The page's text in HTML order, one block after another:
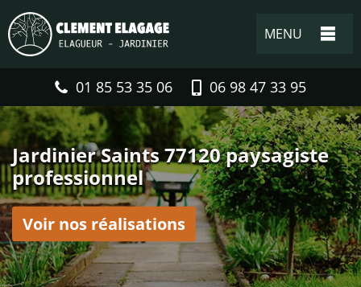
MENU
01 85 53 35 06 06 98 47 33 95
Jardinier Saints 77120 paysagiste
professionnel
Voir nos réalisations